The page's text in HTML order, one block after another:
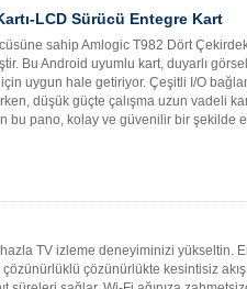
LCD Sürücü Entegre Kart
sahip Amlogic T982 Dört
Bu Android uyumlu kart, duyarlı
uygun hale getiriyor. Çeşitli I/O
düşük güçte çalışma uzun vadeli
bu pano, kolay ve güvenilir bir şekilde
TV izleme deneyiminizi yükseltin.
çözünürlükte kesintisiz